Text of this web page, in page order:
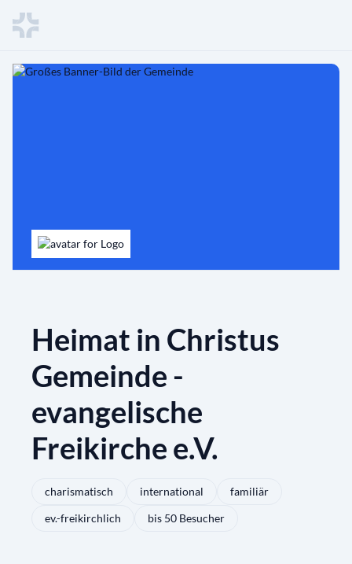
Heimat in Christus
Gemeinde -
evangelische
Freikirche e.V.
charismatisch international
familiär
ev.-freikirchlich
bis 50 Besucher